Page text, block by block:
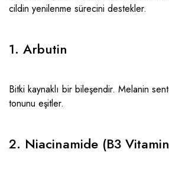
cildin yenilenme sürecini destekler.
1. Arbutin
Bitki kaynaklı bir bileşendir. Melanin
tonunu eşitler.
2. Niacinamide (B3